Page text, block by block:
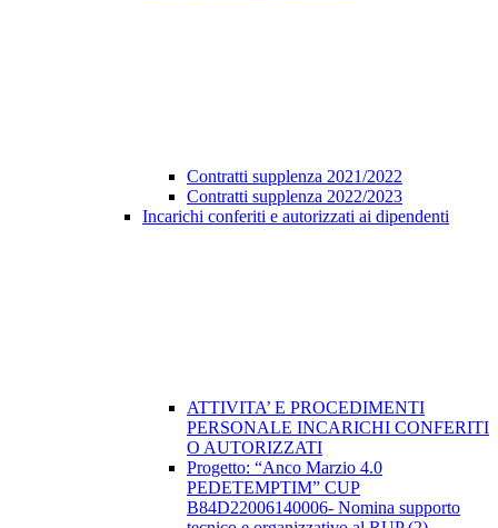
Contratti supplenza 2021/2022
Contratti supplenza 2022/2023
Incarichi conferiti e autorizzati ai dipendenti
ATTIVITA’ E PROCEDIMENTI
PERSONALE INCARICHI CONFERITI
O AUTORIZZATI
Progetto: “Anco Marzio 4.0
PEDETEMPTIM” CUP
B84D22006140006- Nomina supporto